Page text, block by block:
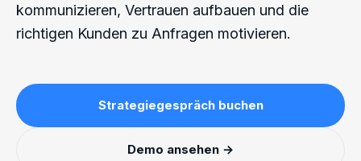
kommunizieren, Vertrauen aufbauen und die
richtigen Kunden zu Anfragen motivieren.
Strategiegespräch buchen
Demo ansehen →